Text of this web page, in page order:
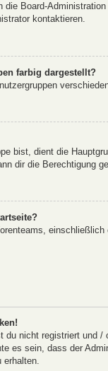
die Board-
kontaktieren.
farbig dargestellt?
bist, dient die
dir die Berechtigung
du nicht registriert und
es sein, dass der